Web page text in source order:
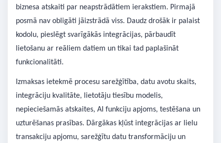
biznesa atskaiti par neapstrādātiem ierakstiem. Pirmajā
posmā nav obligāti jāizstrādā viss. Daudz drošāk ir palaist
kodolu, pieslēgt svarīgākās integrācijas, pārbaudīt
lietošanu ar reāliem datiem un tikai tad paplašināt
funkcionalitāti.
Izmaksas ietekmē procesu sarežģītība, datu avotu skaits,
integrāciju kvalitāte, lietotāju tiesību modelis,
nepieciešamās atskaites, AI funkciju apjoms, testēšana un
uzturēšanas prasības. Dārgākas kļūst integrācijas ar lielu
transakciju apjomu, sarežģītu datu transformāciju un